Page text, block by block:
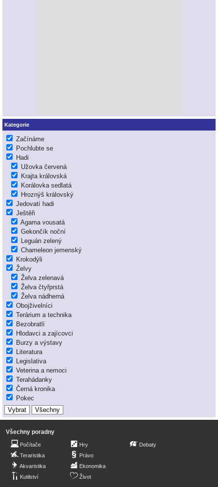
Kategorie
Začínáme
Pochlubte se
Hadi
Užovka červená
Krajta královská
Korálovka sedlatá
Hroznýš královský
Jedovatí hadi
Ještěři
Agama vousatá
Gekončík noční
Leguán zelený
Chameleon jemenský
Krokodýli
Želvy
Želva zelenavá
Želva čtyřprstá
Želva nádherná
Obojživelníci
Terárium a technika
Bezobratlí
Hlodavci a zajícovci
Burzy a výstavy
Literatura
Legislativa
Veterina a nemoci
Terahádanky
Černá kronika
Pokec
Všechny poradny
Počítače
Teraristika
Akvaristika
Kutilství
Hry
Právo
Ekonomika
Život
Debaty